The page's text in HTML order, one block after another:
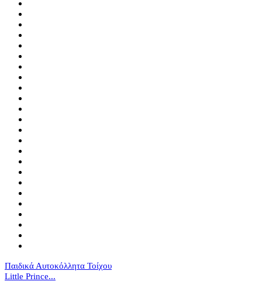
Παιδικά Αυτοκόλλητα Τοίχου
Little Prince...